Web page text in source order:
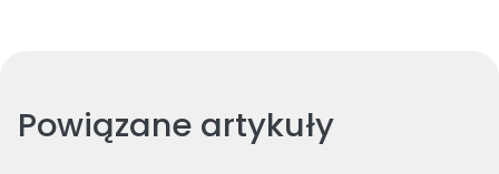
Powiązane artykuły